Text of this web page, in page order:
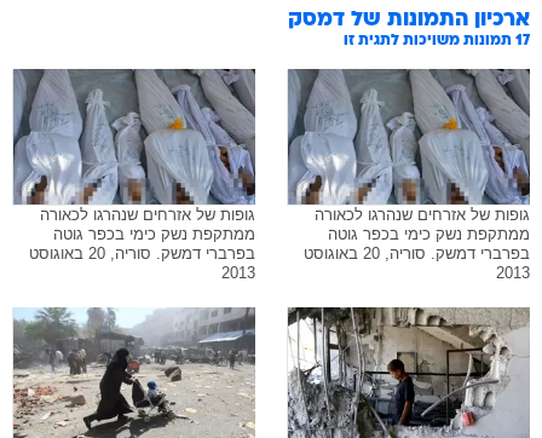
ארכיון התמונות של דמסק
17 תמונות משויכות לתגית זו
גופות של אזרחים שנהרגו לכאורה
ממתקפת נשק כימי בכפר גוטה
בפרברי דמשק. סוריה, 20 באוגוסט
2013
גופות של אזרחים שנהרגו לכאורה
ממתקפת נשק כימי בכפר גוטה
בפרברי דמשק. סוריה, 20 באוגוסט
2013